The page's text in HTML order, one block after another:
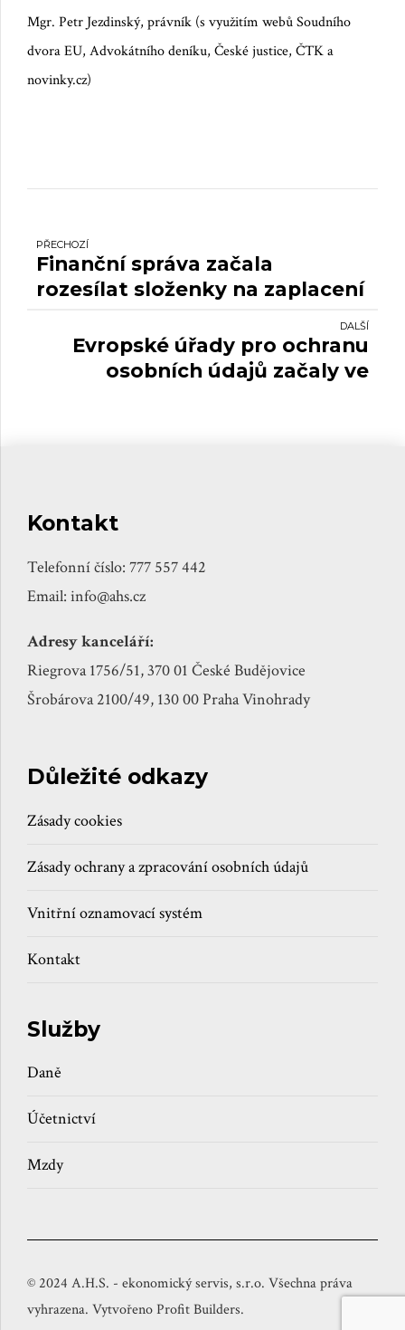
Mgr. Petr Jezdinský, právník (s využitím webů Soudního
dvora EU, Advokátního deníku, České justice, ČTK a
novinky.cz)
PŘECHOZÍ
Finanční správa začala
rozesílat složenky na zaplacení
DALŠÍ
Evropské úřady pro ochranu
osobních údajů začaly ve
Kontakt
Telefonní číslo: 777 557 442
Email: info@ahs.cz
Adresy kanceláří:
Riegrova 1756/51, 370 01 České Budějovice
Šrobárova 2100/49, 130 00 Praha Vinohrady
Důležité odkazy
Zásady cookies
Zásady ochrany a zpracování osobních údajů
Vnitřní oznamovací systém
Kontakt
Služby
Daně
Účetnictví
Mzdy
© 2024 A.H.S. - ekonomický servis, s.r.o. Všechna práva
vyhrazena. Vytvořeno Profit Builders.